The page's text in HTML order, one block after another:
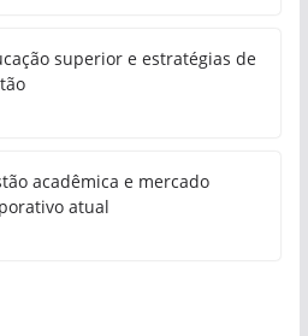
superior e estratégias de
acadêmica e mercado
atual